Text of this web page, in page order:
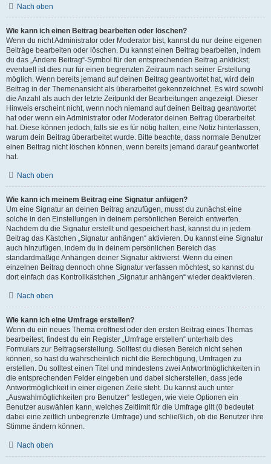
Nach oben
Wie kann ich einen Beitrag bearbeiten oder löschen?
Wenn du nicht Administrator oder Moderator bist, kannst du nur deine eigenen
Beiträge bearbeiten oder löschen. Du kannst einen Beitrag bearbeiten, indem
du das „Ändere Beitrag“-Symbol für den entsprechenden Beitrag anklickst;
eventuell ist dies nur für einen begrenzten Zeitraum nach seiner Erstellung
möglich. Wenn bereits jemand auf deinen Beitrag geantwortet hat, wird dein
Beitrag in der Themenansicht als überarbeitet gekennzeichnet. Es wird sowohl
die Anzahl als auch der letzte Zeitpunkt der Bearbeitungen angezeigt. Dieser
Hinweis erscheint nicht, wenn noch niemand auf deinen Beitrag geantwortet
hat oder wenn ein Administrator oder Moderator deinen Beitrag überarbeitet
hat. Diese können jedoch, falls sie es für nötig halten, eine Notiz hinterlassen,
warum dein Beitrag überarbeitet wurde. Bitte beachte, dass normale Benutzer
einen Beitrag nicht löschen können, wenn bereits jemand darauf geantwortet
hat.
Nach oben
Wie kann ich meinem Beitrag eine Signatur anfügen?
Um eine Signatur an deinen Beitrag anzufügen, musst du zunächst eine
solche in den Einstellungen in deinem persönlichen Bereich entwerfen.
Nachdem du die Signatur erstellt und gespeichert hast, kannst du in jedem
Beitrag das Kästchen „Signatur anhängen“ aktivieren. Du kannst eine Signatur
auch hinzufügen, indem du in deinem persönlichen Bereich das
standardmäßige Anhängen deiner Signatur aktivierst. Wenn du einen
einzelnen Beitrag dennoch ohne Signatur verfassen möchtest, so kannst du
dort einfach das Kontrollkästchen „Signatur anhängen“ wieder deaktivieren.
Nach oben
Wie kann ich eine Umfrage erstellen?
Wenn du ein neues Thema eröffnest oder den ersten Beitrag eines Themas
bearbeitest, findest du ein Register „Umfrage erstellen“ unterhalb des
Formulars zur Beitragserstellung. Solltest du diesen Bereich nicht sehen
können, so hast du wahrscheinlich nicht die Berechtigung, Umfragen zu
erstellen. Du solltest einen Titel und mindestens zwei Antwortmöglichkeiten in
die entsprechenden Felder eingeben und dabei sicherstellen, dass jede
Antwortmöglichkeit in einer eigenen Zeile steht. Du kannst auch unter
„Auswahlmöglichkeiten pro Benutzer“ festlegen, wie viele Optionen ein
Benutzer auswählen kann, welches Zeitlimit für die Umfrage gilt (0 bedeutet
dabei eine zeitlich unbegrenzte Umfrage) und schließlich, ob die Benutzer ihre
Stimme ändern können.
Nach oben